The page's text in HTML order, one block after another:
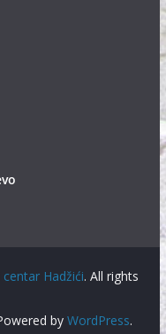
centar Hadžići. All rights
by WordPress.